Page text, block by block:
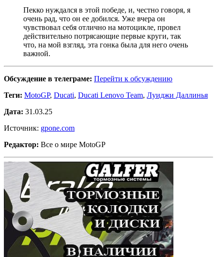
Пекко нуждался в этой победе, и, честно говоря, я
очень рад, что он ее добился. Уже вчера он
чувствовал себя отлично на мотоцикле, провел
действительно потрясающие первые круги, так
что, на мой взгляд, эта гонка была для него очень
важной.
Обсуждение в телеграме: Перейти к обсуждению
Теги: MotoGP, Ducati, Ducati Lenovo Team, Луиджи Даллинья
Дата: 31.03.25
Источник: gpone.com
Редактор: Все о мире MotoGP